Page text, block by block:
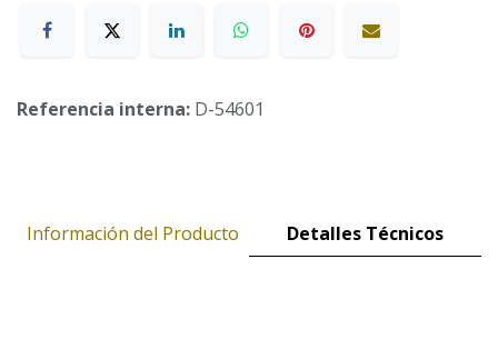
Referencia interna: D-54601
Información del Producto Detalles Técnicos